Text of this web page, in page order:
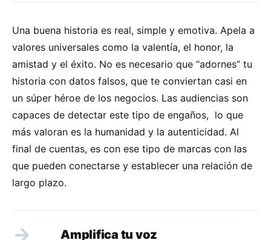
Una buena historia es real, simple y emotiva. Apela a
valores universales como la valentía, el honor, la
amistad y el éxito. No es necesario que “adornes” tu
historia con datos falsos, que te conviertan casi en
un súper héroe de los negocios. Las audiencias son
capaces de detectar este tipo de engaños, lo que
más valoran es la humanidad y la autenticidad. Al
final de cuentas, es con ese tipo de marcas con las
que pueden conectarse y establecer una relación de
largo plazo.
Amplifica tu voz